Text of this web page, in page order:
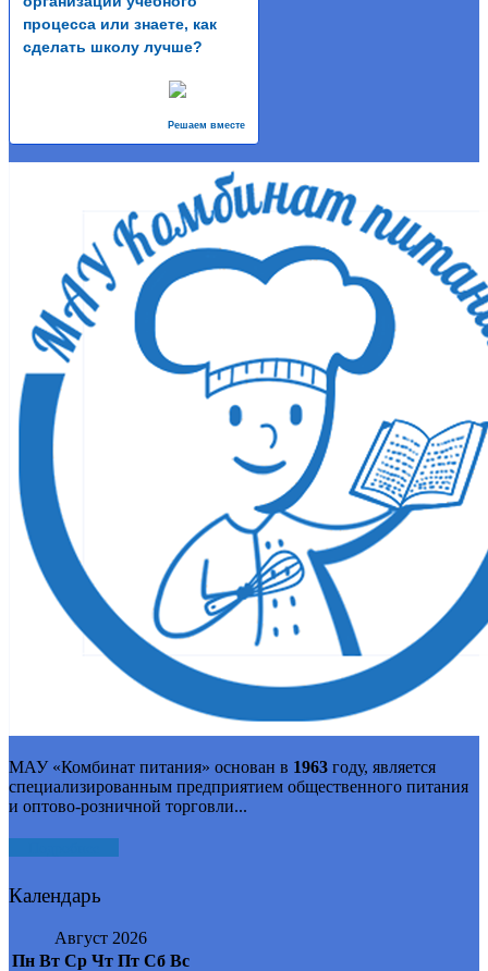
процесса или знаете, как
сделать школу лучше?
Решаем вместе
МАУ «Комбинат питания» основан в 1963 году, является
специализированным предприятием общественного питания
и оптово-розничной торговли...
Календарь
Август 2026
Пн Вт Ср Чт Пт Сб Вс